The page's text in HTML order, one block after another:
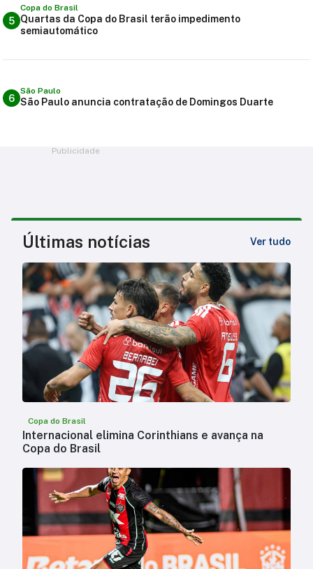
5
Copa do Brasil
Quartas da Copa do Brasil terão impedimento
semiautomático
6
São Paulo
São Paulo anuncia contratação de Domingos Duarte
Publicidade
Últimas notícias Ver tudo
Copa do Brasil
Internacional elimina Corinthians e avança na
Copa do Brasil